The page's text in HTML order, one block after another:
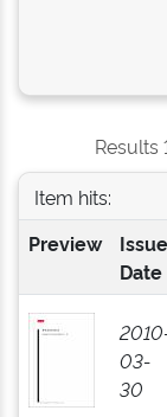
Results
Item hits:
Preview
Issue
Date
03-
30